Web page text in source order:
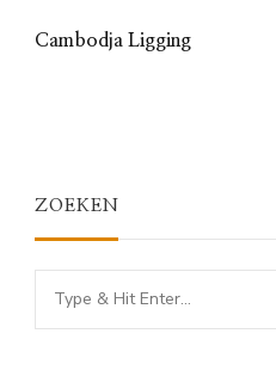
Cambodja Ligging
ZOEKEN
Looking
for